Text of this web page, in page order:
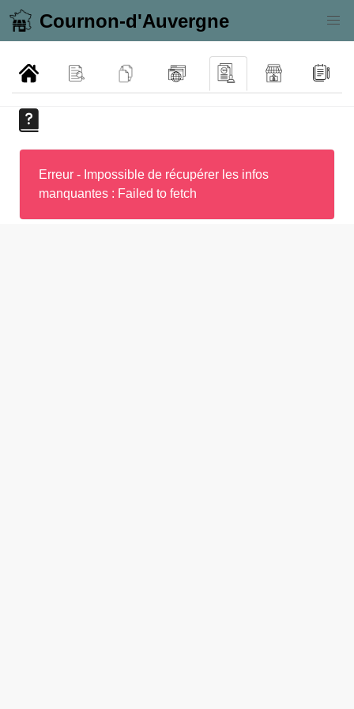
Cournon-d'Auvergne
Erreur - Impossible de récupérer les infos
manquantes : Failed to fetch